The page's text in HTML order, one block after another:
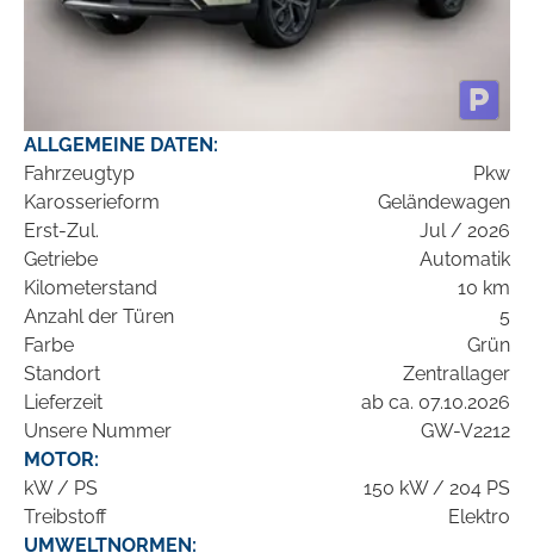
ALLGEMEINE DATEN:
Fahrzeugtyp
Pkw
Karosserieform
Geländewagen
Erst-Zul.
Jul / 2026
Getriebe
Automatik
Kilometerstand
10 km
Anzahl der Türen
5
Farbe
Grün
Standort
Zentrallager
Lieferzeit
ab ca. 07.10.2026
Unsere Nummer
GW-V2212
MOTOR:
kW / PS
150 kW / 204 PS
Treibstoff
Elektro
UMWELTNORMEN: